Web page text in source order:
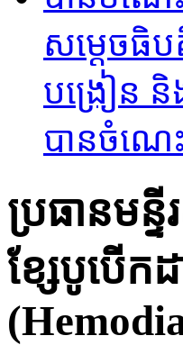
សម្ដេចធិ
បង្រៀន
បានចំណ
ប្រធានមន្
ខ្សែបូបើក